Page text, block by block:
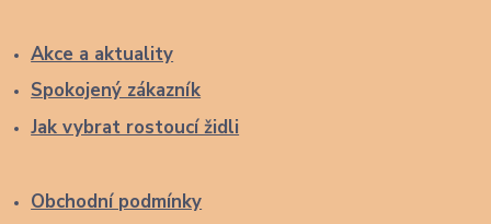
Akce a aktuality
Spokojený zákazník
Jak vybrat rostoucí židli
Obchodní podmínky